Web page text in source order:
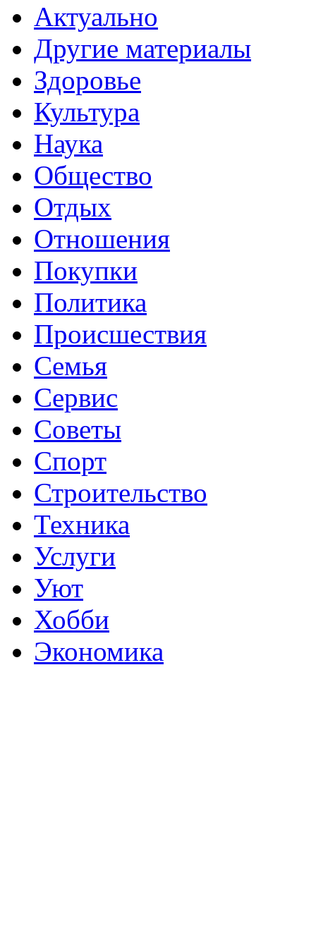
Актуально
Другие материалы
Здоровье
Культура
Наука
Общество
Отдых
Отношения
Покупки
Политика
Происшествия
Семья
Сервис
Советы
Спорт
Строительство
Техника
Услуги
Уют
Хобби
Экономика